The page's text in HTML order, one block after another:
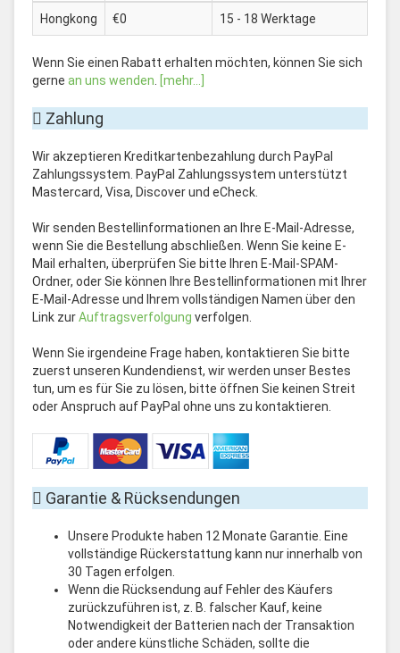
Hongkong €0 15 - 18 Werktage
Wenn Sie einen Rabatt erhalten möchten, können Sie sich
gerne an uns wenden. [mehr...]
Zahlung
Wir akzeptieren Kreditkartenbezahlung durch PayPal
Zahlungssystem. PayPal Zahlungssystem unterstützt
Mastercard, Visa, Discover und eCheck.
Wir senden Bestellinformationen an Ihre E-Mail-Adresse,
wenn Sie die Bestellung abschließen. Wenn Sie keine E-
Mail erhalten, überprüfen Sie bitte Ihren E-Mail-SPAM-
Ordner, oder Sie können Ihre Bestellinformationen mit Ihrer
E-Mail-Adresse und Ihrem vollständigen Namen über den
Link zurAuftragsverfolgung verfolgen.
Wenn Sie irgendeine Frage haben, kontaktieren Sie bitte
zuerst unseren Kundendienst, wir werden unser Bestes
tun, um es für Sie zu lösen, bitte öffnen Sie keinen Streit
oder Anspruch auf PayPal ohne uns zu kontaktieren.
Garantie & Rücksendungen
Unsere Produkte haben 12 Monate Garantie. Eine
vollständige Rückerstattung kann nur innerhalb von
30 Tagen erfolgen.
Wenn die Rücksendung auf Fehler des Käufers
zurückzuführen ist, z. B. falscher Kauf, keine
Notwendigkeit der Batterien nach der Transaktion
oder andere künstliche Schäden, sollte die